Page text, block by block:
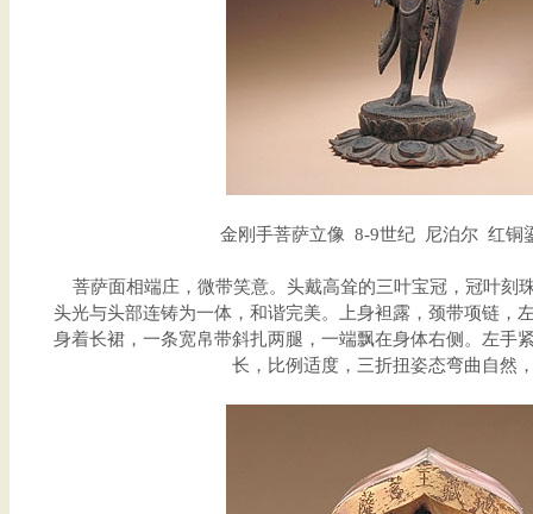
金刚手菩萨立像 8-9世纪 尼泊尔 红铜
菩萨面相端庄，微带笑意。头戴高耸的三叶宝冠，冠叶刻
头光与头部连铸为一体，和谐完美。上身袒露，颈带项链，
身着长裙，一条宽帛带斜扎两腿，一端飘在身体右侧。左手
长，比例适度，三折扭姿态弯曲自然